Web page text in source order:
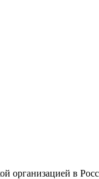
организацией в